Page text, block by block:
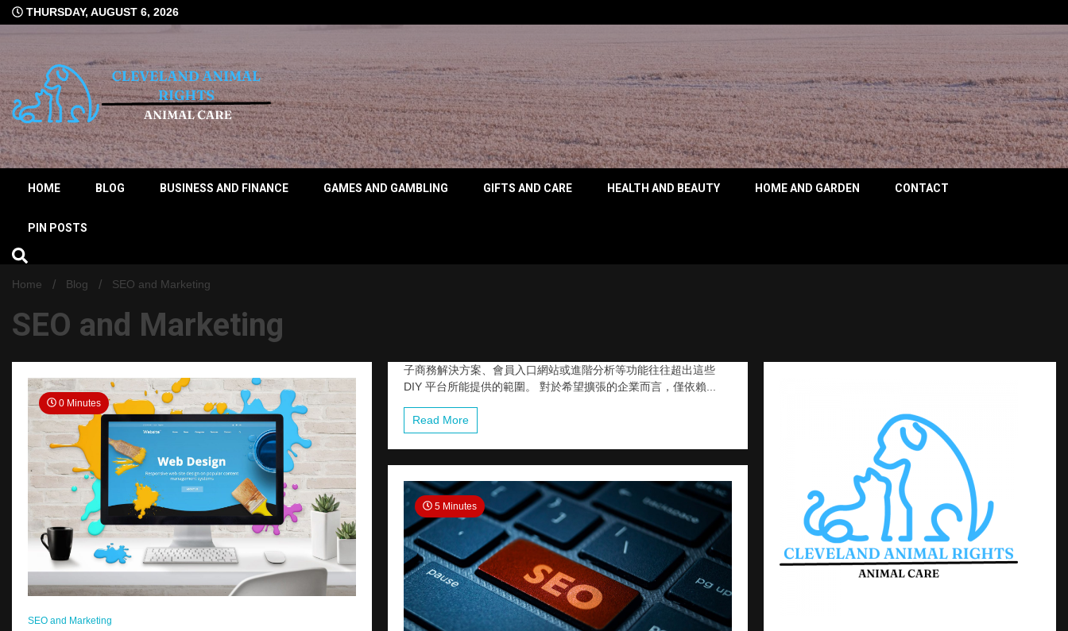
Skip
to
THURSDAY, AUGUST 6, 2026
CLEVELAND ANIMAL RIGHTS
Animal Right News Informer
HOME BLOG BUSINESS AND FINANCE GAMES AND GAMBLING GIFTS AND CARE HEALTH AND BEAUTY HOME AND GARDEN CONTACT
PIN POSTS
Home Blog SEO and Marketing
SEO and Marketing
0 Minutes
SEO and Marketing
子商務解決方案、會員入口網站或進階分析等功能往往超出這些
DIY 平台所能提供的範圍。 對於希望擴張的企業而言，僅依賴...
Read More
5 Minutes